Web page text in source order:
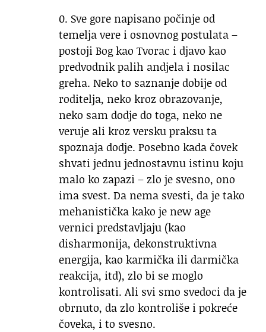
0. Sve gore napisano počinje od
temelja vere i osnovnog postulata –
postoji Bog kao Tvorac i djavo kao
predvodnik palih andjela i nosilac
greha. Neko to saznanje dobije od
roditelja, neko kroz obrazovanje,
neko sam dodje do toga, neko ne
veruje ali kroz versku praksu ta
spoznaja dodje. Posebno kada čovek
shvati jednu jednostavnu istinu koju
malo ko zapazi – zlo je svesno, ono
ima svest. Da nema svesti, da je tako
mehanistička kako je new age
vernici predstavljaju (kao
disharmonija, dekonstruktivna
energija, kao karmička ili darmička
reakcija, itd), zlo bi se moglo
kontrolisati. Ali svi smo svedoci da je
obrnuto, da zlo kontroliše i pokreće
čoveka, i to svesno.